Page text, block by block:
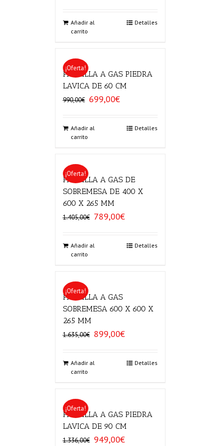
era:
Añadir al
carrito
Detalles
¡Oferta!
PARRILLA A GAS PIEDRA
LAVICA DE 60 CM
990,00€ El
era:
699,00€El
Añadir al
carrito
Detalles
¡Oferta!
PARRILLA A GAS DE
SOBREMESA DE 400 X
600 X 265 MM
1.405,00€ El
era:
789,00€El
es:
Añadir al
carrito
Detalles
¡Oferta!
PARRILLA A GAS
SOBREMESA 600 X 600 X
265 MM
1.635,00€ El
era:
899,00€El
es:
Añadir al
carrito
Detalles
¡Oferta!
PARRILLA A GAS PIEDRA
LAVICA DE 90 CM
1.336,00€ El
949,00€El